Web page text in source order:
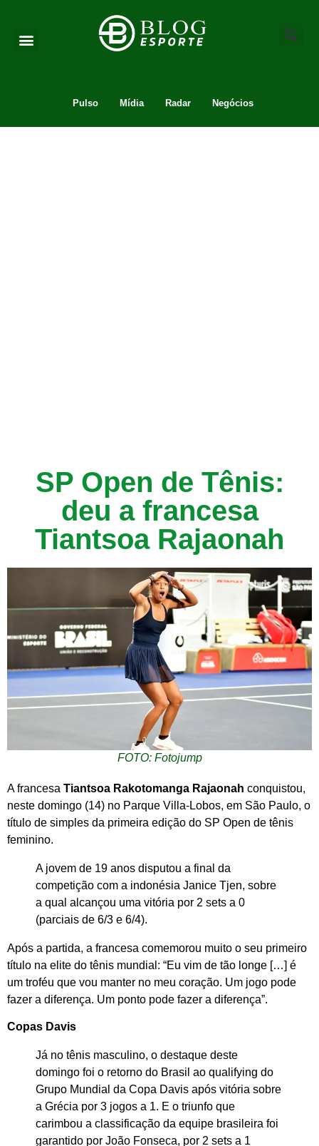
Pulso Mídia Radar Negócios
SP Open de Tênis:
deu a francesa
Tiantsoa Rajaonah
FOTO: Fotojump
A francesa Tiantsoa Rakotomanga Rajaonah conquistou,
neste domingo (14) no Parque Villa-Lobos, em São Paulo, o
título de simples da primeira edição do SP Open de tênis
feminino.
A jovem de 19 anos disputou a final da
competição com a indonésia Janice Tjen, sobre
a qual alcançou uma vitória por 2 sets a 0
(parciais de 6/3 e 6/4).
Após a partida, a francesa comemorou muito o seu primeiro
título na elite do tênis mundial: “Eu vim de tão longe […] é
um troféu que vou manter no meu coração. Um jogo pode
fazer a diferença. Um ponto pode fazer a diferença”.
Copas Davis
Já no tênis masculino, o destaque deste
domingo foi o retorno do Brasil ao qualifying do
Grupo Mundial da Copa Davis após vitória sobre
a Grécia por 3 jogos a 1. E o triunfo que
carimbou a classificação da equipe brasileira foi
garantido por João Fonseca, por 2 sets a 1